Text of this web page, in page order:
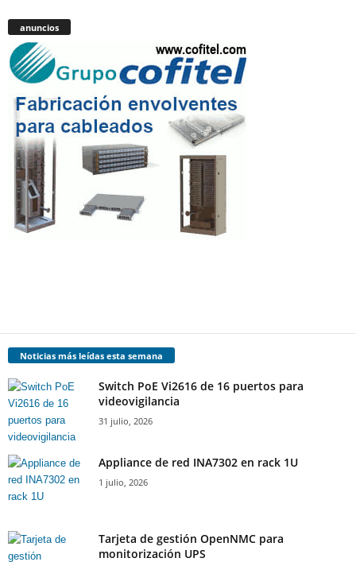
anuncios
Noticias más leídas esta semana
Switch PoE Vi2616 de 16 puertos para
videovigilancia
31 julio, 2026
Appliance de red INA7302 en rack 1U
1 julio, 2026
Tarjeta de gestión OpenNMC para
monitorización UPS